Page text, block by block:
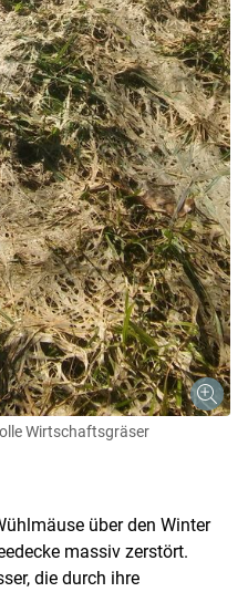
content
Wirtschaftsgräser
über den Winter
massiv zerstört.
die durch ihre